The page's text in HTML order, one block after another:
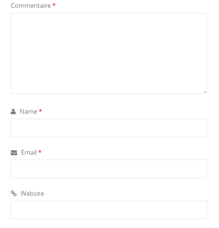
Commentaire*
Name*
Email*
Website